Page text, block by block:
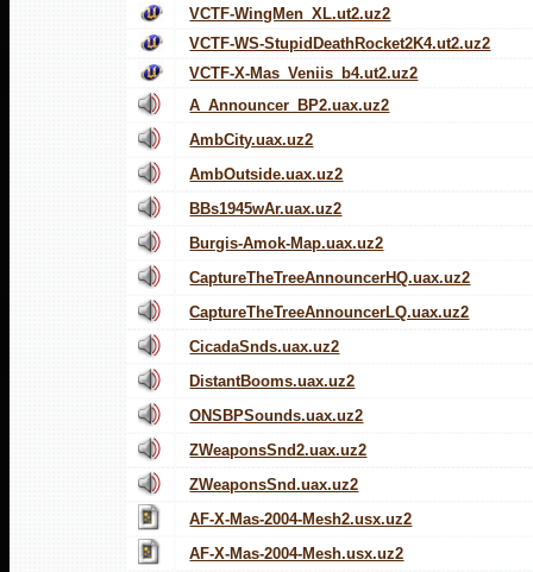
VCTF-WingMen_XL.ut2.uz2
VCTF-WS-StupidDeathRocket2K4.ut2.uz2
VCTF-X-Mas_Veniis_b4.ut2.uz2
A_Announcer_BP2.uax.uz2
AmbCity.uax.uz2
AmbOutside.uax.uz2
BBs1945wAr.uax.uz2
Burgis-Amok-Map.uax.uz2
CaptureTheTreeAnnouncerHQ.uax.uz2
CaptureTheTreeAnnouncerLQ.uax.uz2
CicadaSnds.uax.uz2
DistantBooms.uax.uz2
ONSBPSounds.uax.uz2
ZWeaponsSnd2.uax.uz2
ZWeaponsSnd.uax.uz2
AF-X-Mas-2004-Mesh2.usx.uz2
AF-X-Mas-2004-Mesh.usx.uz2